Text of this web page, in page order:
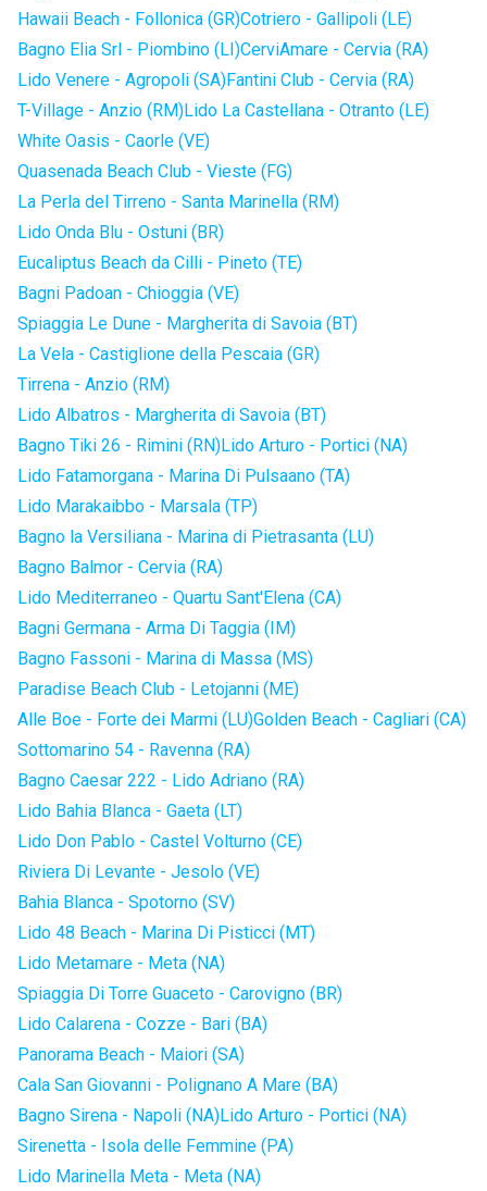
Hawaii Beach - Follonica (GR)Cotriero - Gallipoli (LE)
Bagno Elia Srl - Piombino (LI)CerviAmare - Cervia (RA)
Lido Venere - Agropoli (SA)Fantini Club - Cervia (RA)
T-Village - Anzio (RM)Lido La Castellana - Otranto (LE)
White Oasis - Caorle (VE)
Quasenada Beach Club - Vieste (FG)
La Perla del Tirreno - Santa Marinella (RM)
Lido Onda Blu - Ostuni (BR)
Eucaliptus Beach da Cilli - Pineto (TE)
Bagni Padoan - Chioggia (VE)
Spiaggia Le Dune - Margherita di Savoia (BT)
La Vela - Castiglione della Pescaia (GR)
Tirrena - Anzio (RM)
Lido Albatros - Margherita di Savoia (BT)
Bagno Tiki 26 - Rimini (RN)Lido Arturo - Portici (NA)
Lido Fatamorgana - Marina Di Pulsaano (TA)
Lido Marakaibbo - Marsala (TP)
Bagno la Versiliana - Marina di Pietrasanta (LU)
Bagno Balmor - Cervia (RA)
Lido Mediterraneo - Quartu Sant'Elena (CA)
Bagni Germana - Arma Di Taggia (IM)
Bagno Fassoni - Marina di Massa (MS)
Paradise Beach Club - Letojanni (ME)
Alle Boe - Forte dei Marmi (LU)Golden Beach - Cagliari (CA)
Sottomarino 54 - Ravenna (RA)
Bagno Caesar 222 - Lido Adriano (RA)
Lido Bahia Blanca - Gaeta (LT)
Lido Don Pablo - Castel Volturno (CE)
Riviera Di Levante - Jesolo (VE)
Bahia Blanca - Spotorno (SV)
Lido 48 Beach - Marina Di Pisticci (MT)
Lido Metamare - Meta (NA)
Spiaggia Di Torre Guaceto - Carovigno (BR)
Lido Calarena - Cozze - Bari (BA)
Panorama Beach - Maiori (SA)
Cala San Giovanni - Polignano A Mare (BA)
Bagno Sirena - Napoli (NA)Lido Arturo - Portici (NA)
Sirenetta - Isola delle Femmine (PA)
Lido Marinella Meta - Meta (NA)